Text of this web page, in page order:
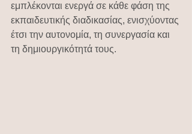
εμπλέκονται ενεργά σε κάθε φάση της
εκπαιδευτικής διαδικασίας, ενισχύοντας
έτσι την αυτονομία, τη συνεργασία και
τη δημιουργικότητά τους.